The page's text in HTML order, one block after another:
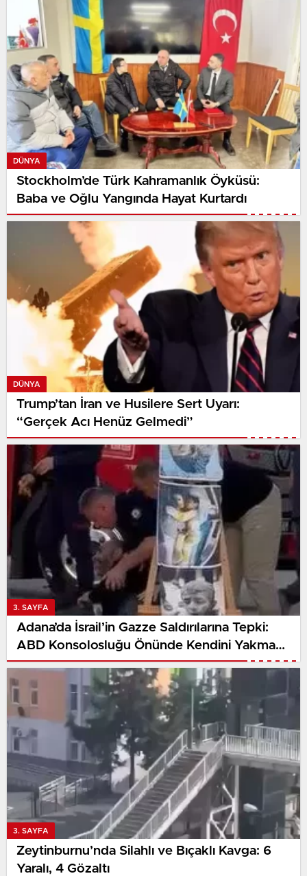
DÜNYA
Stockholm’de Türk Kahramanlık Öyküsü:
Baba ve Oğlu Yangında Hayat Kurtardı
DÜNYA
Trump’tan İran ve Husilere Sert Uyarı:
“Gerçek Acı Henüz Gelmedi”
3. SAYFA
Adana’da İsrail’in Gazze Saldırılarına Tepki:
ABD Konsolosluğu Önünde Kendini Yakmaya
Çalıştı
3. SAYFA
Zeytinburnu’nda Silahlı ve Bıçaklı Kavga: 6
Yaralı, 4 Gözaltı